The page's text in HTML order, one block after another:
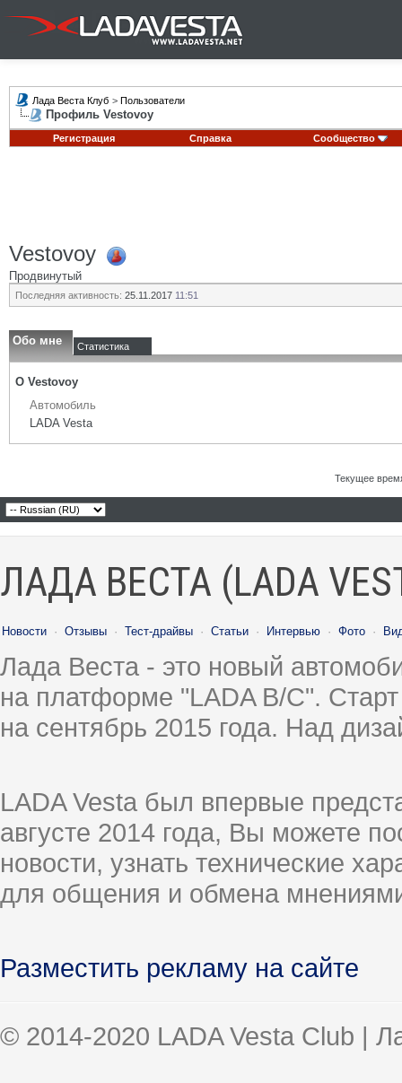
Лада Веста Клуб > Пользователи
Профиль Vestovoy
Регистрация Справка Сообщество
Vestovoy
Продвинутый
Последняя активность: 25.11.2017 11:51
Обо мне Статистика
О Vestovoy
Автомобиль
LADA Vesta
Текущее
ЛАДА ВЕСТА (LADA
Новости · Отзывы · Тест-драйвы · Статьи · Интервью · Фото ·
Лада Веста - это новый
на платформе "LADA B/C".
на сентябрь 2015 года. Над
LADA Vesta был впервые
августе 2014 года, Вы можете
новости, узнать технические
для общения и обмена
Разместить рекламу на сайте
© 2014-2020 LADA Vesta Club |